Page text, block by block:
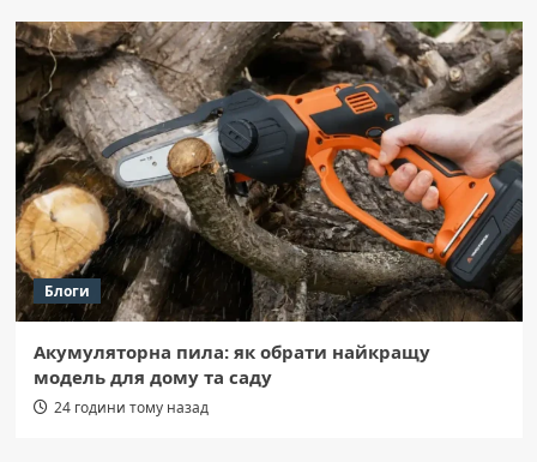
Блоги
Акумуляторна пила: як обрати найкращу
модель для дому та саду
24 години тому назад